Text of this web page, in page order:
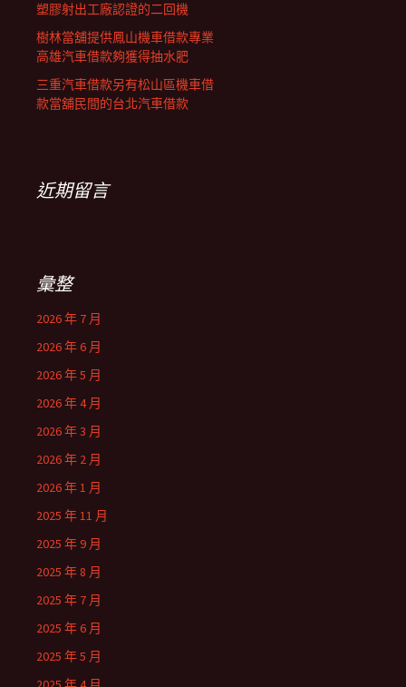
塑膠射出工廠認證的二回機
樹林當舖提供鳳山機車借款專業
高雄汽車借款夠獲得抽水肥
三重汽車借款另有松山區機車借
款當舖民間的台北汽車借款
近期留言
彙整
2026 年 7 月
2026 年 6 月
2026 年 5 月
2026 年 4 月
2026 年 3 月
2026 年 2 月
2026 年 1 月
2025 年 11 月
2025 年 9 月
2025 年 8 月
2025 年 7 月
2025 年 6 月
2025 年 5 月